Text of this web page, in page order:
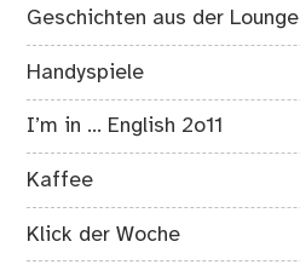
Geschichten aus der Lounge
Handyspiele
I’m in … English 2o11
Kaffee
Klick der Woche